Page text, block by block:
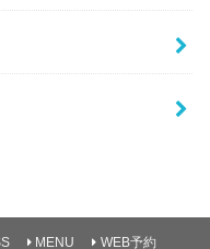
MENU
WEB予約